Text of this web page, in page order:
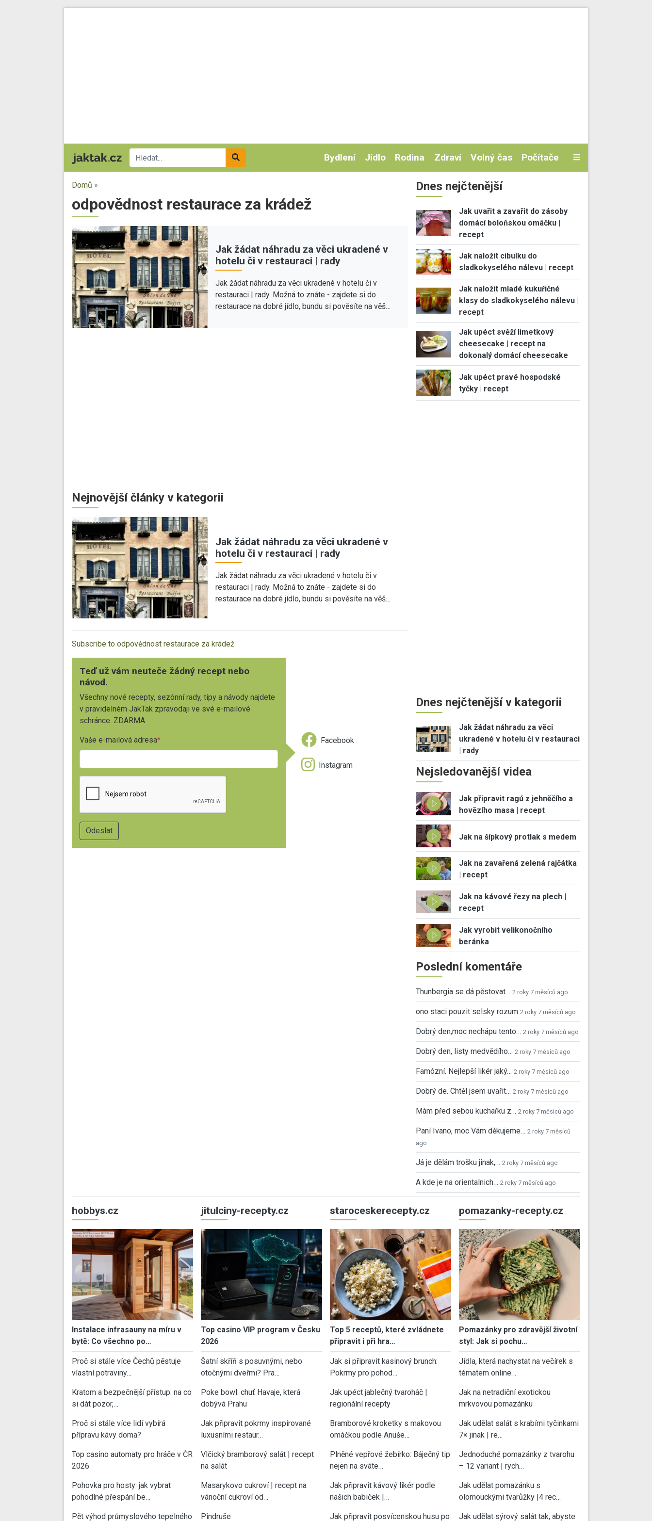
Bydlení Jídlo Rodina Zdraví Volný čas Počítače
Domů »
odpovědnost restaurace za krádež
Jak žádat náhradu za věci ukradené v
hotelu či v restauraci | rady
Jak žádat náhradu za věci ukradené v hotelu či v
restauraci | rady. Možná to znáte - zajdete si do
restaurace na dobré jídlo, bundu si pověsíte na věš…
Nejnovější články v kategorii
Jak žádat náhradu za věci ukradené v
hotelu či v restauraci | rady
Jak žádat náhradu za věci ukradené v hotelu či v
restauraci | rady. Možná to znáte - zajdete si do
restaurace na dobré jídlo, bundu si pověsíte na věš…
Subscribe to odpovědnost restaurace za krádež
Teď už vám neuteče žádný recept nebo
návod.
Všechny nové recepty, sezónní rady, tipy a návody najdete
v pravidelném JakTak zpravodaji ve své e-mailové
schránce. ZDARMA.
Vaše e-mailová adresa Facebook
Instagram
Dnes nejčtenější
Jak uvařit a zavařit do zásoby
domácí boloňskou omáčku |
recept
Jak naložit cibulku do
sladkokyselého nálevu | recept
Jak naložit mladé kukuřičné
klasy do sladkokyselého nálevu |
recept
Jak upéct svěží limetkový
cheesecake | recept na
dokonalý domácí cheesecake
Jak upéct pravé hospodské
tyčky | recept
Dnes nejčtenější v kategorii
Jak žádat náhradu za věci
ukradené v hotelu či v restauraci
| rady
Nejsledovanější videa
Jak připravit ragú z jehněčího a
hovězího masa | recept
Jak na šípkový protlak s medem
Jak na zavařená zelená rajčátka
| recept
Jak na kávové řezy na plech |
recept
Jak vyrobit velikonočního
beránka
Poslední komentáře
Thunbergia se dá pěstovat… 2 roky 7 měsíců ago
ono staci pouzit selsky rozum 2 roky 7 měsíců ago
Dobrý den,moc nechápu tento… 2 roky 7 měsíců ago
Dobrý den, listy medvědího… 2 roky 7 měsíců ago
Famózní. Nejlepší likér jaký… 2 roky 7 měsíců ago
Dobrý de. Chtěl jsem uvařit… 2 roky 7 měsíců ago
Mám před sebou kuchařku z… 2 roky 7 měsíců ago
Paní Ivano, moc Vám děkujeme… 2 roky 7 měsíců
ago
Já je dělám trošku jinak,… 2 roky 7 měsíců ago
A kde je na orientalnich… 2 roky 7 měsíců ago
hobbys.cz
Instalace infrasauny na míru v
bytě: Co všechno po…
Proč si stále více Čechů pěstuje
vlastní potraviny…
Kratom a bezpečnější přístup: na co
si dát pozor,…
Proč si stále více lidí vybírá
přípravu kávy doma?
Top casino automaty pro hráče v ČR
2026
Pohovka pro hosty: jak vybrat
pohodlné přespání be…
Pět výhod průmyslového tepelného
jitulciny-recepty.cz
Top casino VIP program v Česku
2026
Šatní skříň s posuvnými, nebo
otočnými dveřmi? Pra…
Poke bowl: chuť Havaje, která
dobývá Prahu
Jak připravit pokrmy inspirované
luxusními restaur…
Vlčický bramborový salát | recept
na salát
Masarykovo cukroví | recept na
vánoční cukroví od…
Pindruše
staroceskerecepty.cz
Top 5 receptů, které zvládnete
připravit i při hra…
Jak si připravit kasinový brunch:
Pokrmy pro pohod…
Jak upéct jablečný tvaroháč |
regionální recepty
Bramborové kroketky s makovou
omáčkou podle Anuše…
Plněné vepřové žebírko: Báječný tip
nejen na sváte…
Jak připravit kávový likér podle
našich babiček |…
Jak připravit posvícenskou husu po
pomazanky-recepty.cz
Pomazánky pro zdravější životní
styl: Jak si pochu…
Jídla, která nachystat na večírek s
tématem online…
Jak na netradiční exotickou
mrkvovou pomazánku
Jak udělat salát s krabími tyčinkami
7× jinak | re…
Jednoduché pomazánky z tvarohu
– 12 variant | rych…
Jak udělat pomazánku s
olomouckými tvarůžky |4 rec…
Jak udělat sýrový salát tak, abyste